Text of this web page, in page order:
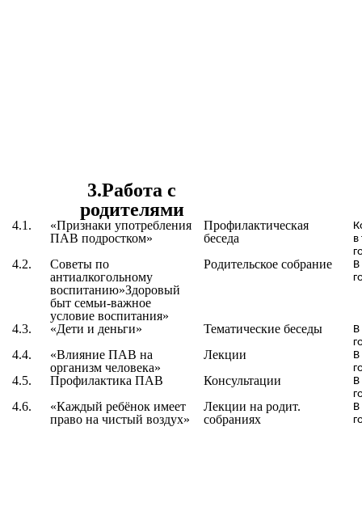
3.Работа с
родителями
4.1. «Признаки употребления
ПАВ подростком»
Профилактическая
беседа
в
4.2.
Советы по
антиалкогольному
воспитанию»Здоровый
быт семьи-важное
условие воспитания»
Родительское собрание
4.3. «Дети и деньги» Тематические беседы
4.4. «Влияние ПАВ на
организм человека»
Лекции
4.5. Профилактика ПАВ Консультации
4.6.
«Каждый ребёнок имеет
право на чистый воздух»
Лекции на родит.
собраниях